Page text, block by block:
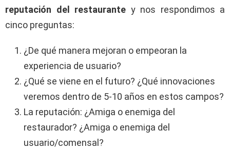
reputación del restaurante y nos respondimos a
cinco preguntas:
¿De qué manera mejoran o empeoran la
experiencia de usuario?
¿Qué se viene en el futuro? ¿Qué innovaciones
veremos dentro de 5-10 años en estos campos?
La reputación: ¿Amiga o enemiga del
restaurador? ¿Amiga o enemiga del
usuario/comensal?